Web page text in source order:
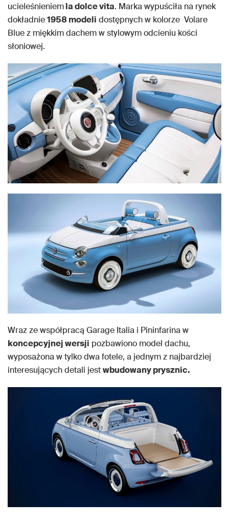
ucieleśnieniemla dolce vita. Marka wypuściła na rynek
dokładnie1958 modeli dostępnych w kolorze Volare
Blue z miękkim dachem w stylowym odcieniu kości
słoniowej.
Wraz ze współpracą Garage Italia i Pininfarina w
koncepcyjnej wersji pozbawiono model dachu,
wyposażona w tylko dwa fotele, a jednym z najbardziej
interesujących detali jestwbudowany prysznic.